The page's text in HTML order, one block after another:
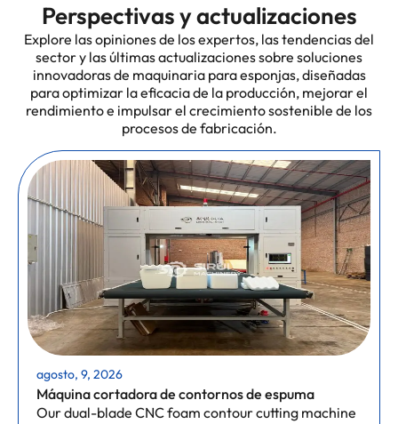
Perspectivas y actualizaciones
Explore las opiniones de los expertos, las tendencias del
sector y las últimas actualizaciones sobre soluciones
innovadoras de maquinaria para esponjas, diseñadas
para optimizar la eficacia de la producción, mejorar el
rendimiento e impulsar el crecimiento sostenible de los
procesos de fabricación.
agosto, 9, 2026
Máquina cortadora de contornos de espuma
Our dual-blade CNC foam contour cutting machine